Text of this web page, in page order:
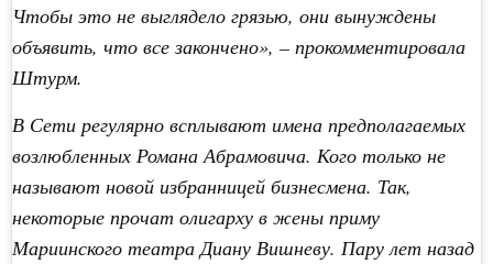
Чтобы это не выглядело грязью, они вынуждены
объявить, что все закончено», – прокомментировала
Штурм.
В Сети регулярно всплывают имена предполагаемых
возлюбленных Романа Абрамовича. Кого только не
называют новой избранницей бизнесмена. Так,
некоторые прочат олигарху в жены приму
Мариинского театра Диану Вишневу. Пару лет назад